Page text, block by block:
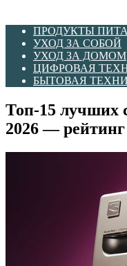
ПРОДУКТЫ
УХОД ЗА СОБОЙ
УХОД ЗА ДОМОМ
ЦИФРОВАЯ
БЫТОВАЯ
Топ-15 лучших
2026 — рейтинг